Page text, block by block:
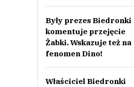
Były prezes Biedronki
komentuje przejęcie
Żabki. Wskazuje też na
fenomen Dino!
Właściciel Biedronki